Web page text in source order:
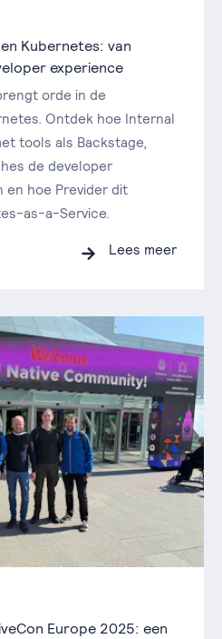
Kubernetes: van
experience
orde in de
Ontdek hoe Internal
tools als Backstage,
de developer
en hoe Previder dit
as-a-Service.
Lees meer
Europe 2025: een